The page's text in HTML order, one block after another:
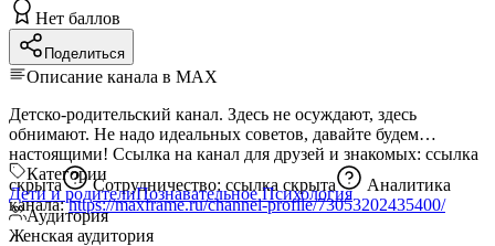
Нет баллов
Поделиться
Описание канала в MAX
Детско-родительский канал. Здесь не осуждают, здесь
обнимают. Не надо идеальных советов, давайте будем
настоящими! Ссылка на канал для друзей и знакомых: ссылка
скрыта
Сотрудничество: ссылка скрыта
канала:https://maxframe.ru/channel-profile/73053202435400/
Категории
Дети и родителиПознавательноеПсихология
Аудитория
Женская аудитория